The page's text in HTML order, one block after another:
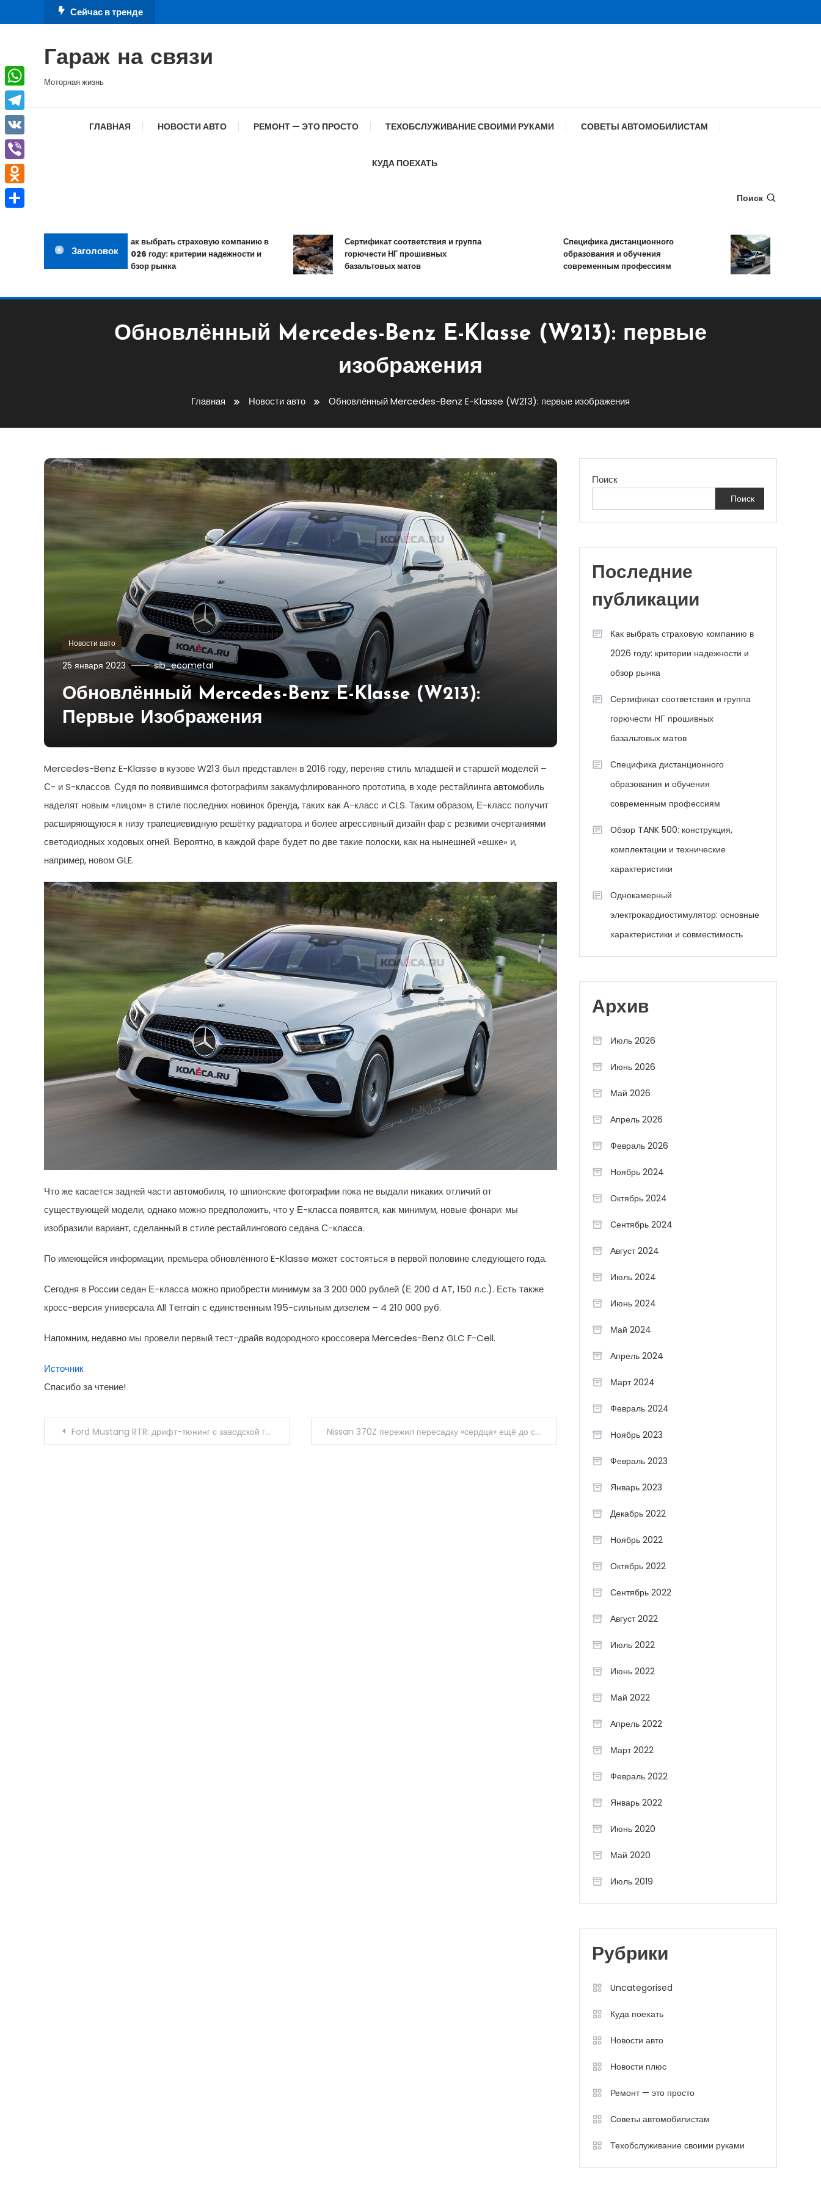
к
Сейчас в тренде
Гараж на связи
Моторная жизнь
ГЛАВНАЯ НОВОСТИ АВТО РЕМОНТ — ЭТО ПРОСТО ТЕХОБСЛУЖИВАНИЕ СВОИМИ РУКАМИ СОВЕТЫ АВТОМОБИЛИСТАМ
КУДА ПОЕХАТЬ
Поиск
Заголовок
Как выбрать страховую компанию в
2026 году: критерии надежности и
обзор рынка
Сертификат соответствия и группа
горючести НГ прошивных
базальтовых матов
Специфика дистанционного
образования и обучения
современным профессиям
Обзор TANK
комплектации
характеристики
Обновлённый Mercedes-Benz E-Klasse (W213): первые
изображения
Главная Новости авто Обновлённый Mercedes-Benz E-Klasse (W213): первые изображения
Новости авто
25 января 2023 sib_ecometal
Обновлённый Mercedes-Benz E-Klasse (W213):
Первые Изображения
Mercedes-Benz E-Klasse в кузове W213 был представлен в 2016 году, переняв стиль младшей и старшей моделей –
С- и S-классов. Судя по появившимся фотографиям закамуфлированного прототипа, в ходе рестайлинга автомобиль
наделят новым «лицом» в стиле последних новинок бренда, таких как А-класс и CLS. Таким образом, Е-класс получит
расширяющуюся к низу трапециевидную решётку радиатора и более агрессивный дизайн фар с резкими очертаниями
светодиодных ходовых огней. Вероятно, в каждой фаре будет по две такие полоски, как на нынешней «ешке» и,
например, новом GLE.
Что же касается задней части автомобиля, то шпионские фотографии пока не выдали никаких отличий от
существующей модели, однако можно предположить, что у Е-класса появятся, как минимум, новые фонари: мы
изобразили вариант, сделанный в стиле рестайлингового седана С-класса.
По имеющейся информации, премьера обновлённого E-Klasse может состояться в первой половине следующего года.
Сегодня в России седан Е-класса можно приобрести минимум за 3 200 000 рублей (Е 200 d AT, 150 л.с.). Есть также
кросс-версия универсала All Terrain с единственным 195-сильным дизелем – 4 210 000 руб.
Напомним, недавно мы провели первый тест-драйв водородного кроссовера Mercedes-Benz GLC F-Cell.
Источник
Спасибо за чтение!
Навигация
Ford Mustang RTR: дрифт-тюнинг с заводской гарантией Nissan 370Z пережил пересадку «сердца» ещё до смены поколений
Поиск
Поиск
Последние
публикации
Как выбрать страховую компанию в
2026 году: критерии надежности и
обзор рынка
Сертификат соответствия и группа
горючести НГ прошивных
базальтовых матов
Специфика дистанционного
образования и обучения
современным профессиям
Обзор TANK 500: конструкция,
комплектации и технические
характеристики
Однокамерный
электрокардиостимулятор: основные
характеристики и совместимость
Архив
Июль 2026
Июнь 2026
Май 2026
Апрель 2026
Февраль 2026
Ноябрь 2024
Октябрь 2024
Сентябрь 2024
Август 2024
Июль 2024
Июнь 2024
Май 2024
Апрель 2024
Март 2024
Февраль 2024
Ноябрь 2023
Февраль 2023
Январь 2023
Декабрь 2022
Ноябрь 2022
Октябрь 2022
Сентябрь 2022
Август 2022
Июль 2022
Июнь 2022
Май 2022
Апрель 2022
Март 2022
Февраль 2022
Январь 2022
Июнь 2020
Май 2020
Июль 2019
Рубрики
Uncategorised
Куда поехать
Новости авто
Новости плюс
Ремонт — это просто
Советы автомобилистам
Техобслуживание своими руками
WhatsApp
Telegram
VK
Viber
Odnoklassniki